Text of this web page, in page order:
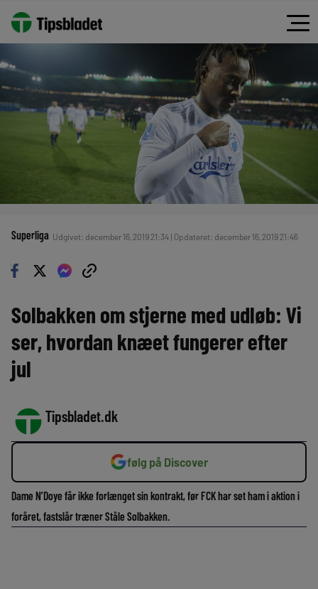
Superliga Udgivet: december 16, 2019 21:34 | Opdateret: december 16, 2019 21:46
Solbakken om stjerne med udløb: Vi
ser, hvordan knæet fungerer efter
jul
Tipsbladet.dk
følg på Discover
Dame N’Doye får ikke forlænget sin kontrakt, før FCK har set ham i aktion i
foråret, fastslår træner Ståle Solbakken.